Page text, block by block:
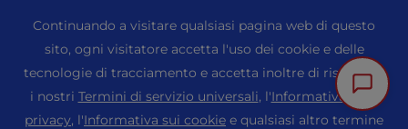
PrestaShop Hosting
Hosting Ubuntu
WooCommerce
Soluzioni InMotion
Hosting gestito
Migrazioni di siti web
Blog
Programma di affiliazione
Programma per i partner dell'agenzia
Continuando a visitare qualsiasi pagina web di questo
sito, ogni visitatore accetta l'uso dei cookie e delle
tecnologie di tracciamento e accetta inoltre di rispettare
i nostri Termini di servizio universali, l'Informativa sulla
privacy, l'Informativa sui cookie e qualsiasi altro termine